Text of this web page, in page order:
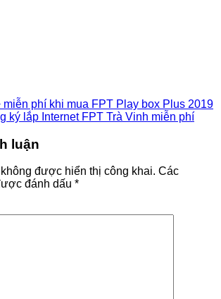
miễn phí khi mua FPT Play box Plus 2019
ký lắp Internet FPT Trà Vinh miễn phí
luận
được hiển thị công khai. Các
đánh dấu *